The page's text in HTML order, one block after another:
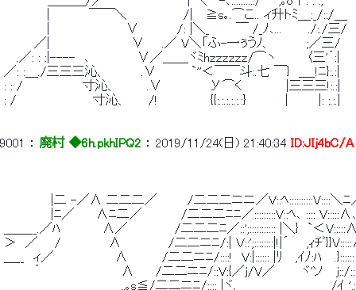
|　　　　 ￣￣＼　　　　　　 /|　 ≧s｡.⌒こ.. ィ升トﾐ＿:_/::/＿
|　 　 　 　 　 　 ∨　 　 　 /: |＼_　　　￣ /_ﾉ､...　　　./:./三/
／|　　　　　　 　 　 ∨　　.／ V＼「ふ-一ぅうﾉ、　　　　;／三/
.／: : :|----　､　　　　　 ∨／＿＿ヾﾐhｚｚｚｚｚｚ/⌒ヽ　　　 〈三'´:|
／: :＿./三三三沁、　　　　.∨　　　　`''＜￣￣斗:.七 ￣}　＿_!ﾆ}:.:|
: : /　　 　 　 　 寸沁、　　 　.∨　　　　　 У⌒く　　　　　|三三三!:.:|
: /　 　 　 　 　 　 寸沁、　　 /!　　　　　　{{:.:.:.:.:.:}　　　　 |　　　 |: :.:.|
9001 ： 廃村 ◆6h.pkhIPQ2 ： 2019/11/24(日) 21:40:34 ID:JIj4bC/A
|二 -／∧ 二二二／　　　 /二二二ニニ／V::ﾍ::::::::::V::::＼
|ﾆ／　 　∧ﾆ二／　　　　 /二二二ﾆﾆ／:::::::::V::ﾍ､ ::::
＿＿__.／ﾊ 　 　 　 ∧／　　 　 　 /二二二ﾆ／::';::::::::::: |＼}　`＜
＞　／ 　 /　　　　　 ∧　 　 　 　/二二ニﾆ/:| Ｖ::';::::::::|!|´　　,ｨﾁﾞ
＿__　ィ／　　　　　　　∧　 　 　/二二ニﾆ/::::!　V:|:::::: |ﾘ　 ,ｲﾉ:ﾊ　
´　　　 　 　 　 　 ∧　 　/二二ニﾆ/::V:{／j/V／　　　ヾ'ソ　
,,｡s≦/二二ニﾆ/:::: |ヾ、 ＿　　 　 　 　 　 /ｲ